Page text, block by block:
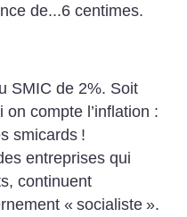
de...6 centimes.
SMIC de 2%. Soit
on compte l’inflation :
smicards !
entreprises qui
continuent
« socialiste ».